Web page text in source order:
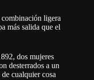
combinación ligera
más salida que el
dos mujeres
desterrados a un
cualquier cosa